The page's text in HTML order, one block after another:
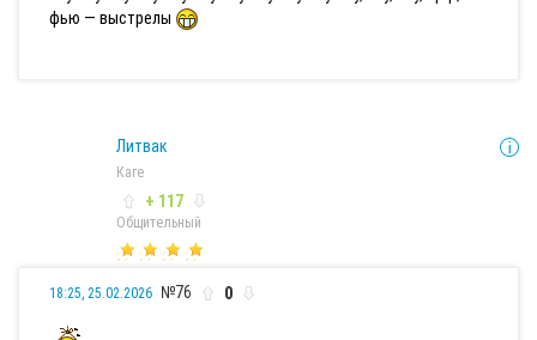
фью — выстрелы
Литвак
Каге
+ 117
Общительный
18:25, 25.02.2026 №76 0